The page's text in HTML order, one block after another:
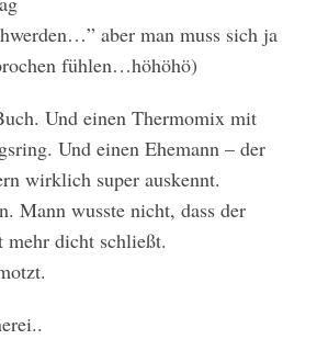
aber man muss sich ja
fühlen…höhöhö)
Und einen Thermomix mit
Und einen Ehemann – der
wirklich super auskennt.
Mann wusste nicht, dass der
dicht schließt.